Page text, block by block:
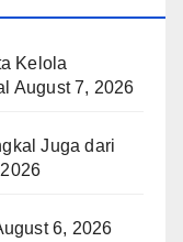
Kelola
August 7, 2026
Juga dari
6, 2026